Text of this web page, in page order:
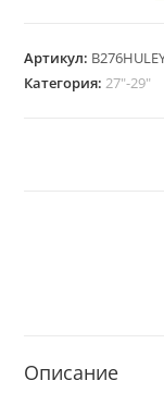
Артикул:
Категория:27"-29"
Описание